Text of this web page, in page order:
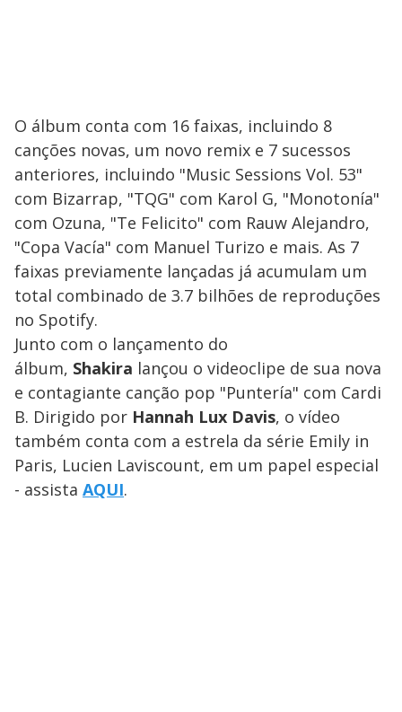
O álbum conta com 16 faixas, incluindo 8
canções novas, um novo remix e 7 sucessos
anteriores, incluindo "Music Sessions Vol. 53"
com Bizarrap, "TQG" com Karol G, "Monotonía"
com Ozuna, "Te Felicito" com Rauw Alejandro,
"Copa Vacía" com Manuel Turizo e mais. As 7
faixas previamente lançadas já acumulam um
total combinado de 3.7 bilhões de reproduções
no Spotify.
Junto com o lançamento do
álbum, Shakira lançou o videoclipe de sua nova
e contagiante canção pop "Puntería" com Cardi
B. Dirigido por Hannah Lux Davis, o vídeo
também conta com a estrela da série Emily in
Paris, Lucien Laviscount, em um papel especial
- assista AQUI.